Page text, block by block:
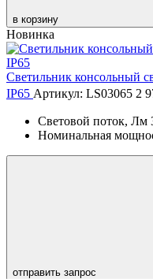
в корзину
Новинка
Светильник консольный
IP65 Артикул: LS03065 2
Световой поток, Лм
Номинальная
отправить запрос